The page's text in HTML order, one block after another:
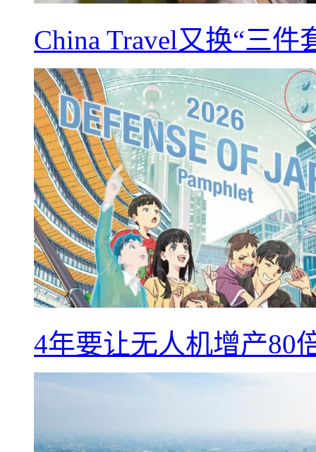
China Travel又换“三
4年要让无人机增产80